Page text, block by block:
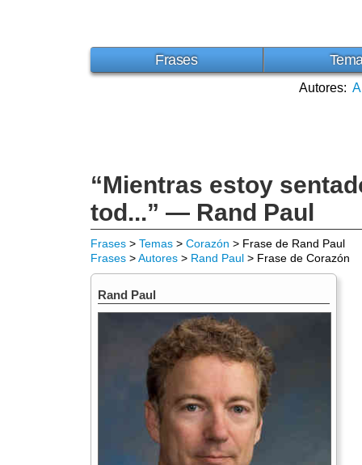
Frases
Autores: A
“Mientras estoy
tod...” — Rand Paul
Frases > Temas > Corazón > Frase de Rand Paul
Frases >Autores > Rand Paul > Frase de Corazón
Rand Paul